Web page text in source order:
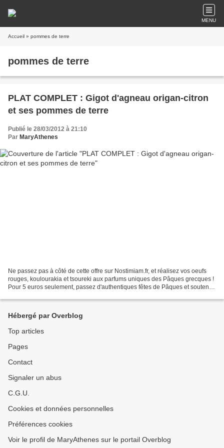
MENU
Accueil » pommes de terre
pommes de terre
PLAT COMPLET : Gigot d'agneau origan-citron
et ses pommes de terre
Publié le 28/03/2012 à 21:10
Par MaryAthenes
Ne passez pas à côté de cette offre sur Nostimiam.fr, et réalisez vos oeufs
rouges, koulourakia et tsoureki aux parfums uniques des Pâques grecques !
Pour 5 euros seulement, passez d'authentiques fêtes de Pâques et soutenez
Hébergé par Overblog
Top articles
Pages
Contact
Signaler un abus
C.G.U.
Cookies et données personnelles
Préférences cookies
Voir le profil de MaryAthenes sur le portail Overblog